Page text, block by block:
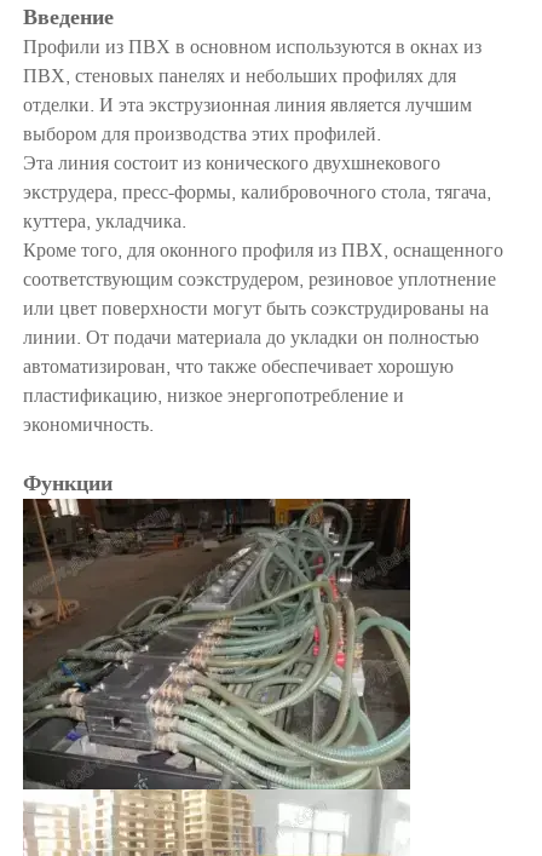
Введение
Профили из ПВХ в основном используются в окнах из
ПВХ, стеновых панелях и небольших профилях для
отделки. И эта экструзионная линия является лучшим
выбором для производства этих профилей.
Эта линия состоит из конического двухшнекового
экструдера, пресс-формы, калибровочного стола, тягача,
куттера, укладчика.
Кроме того, для оконного профиля из ПВХ, оснащенного
соответствующим соэкструдером, резиновое уплотнение
или цвет поверхности могут быть соэкструдированы на
линии. От подачи материала до укладки он полностью
автоматизирован, что также обеспечивает хорошую
пластификацию, низкое энергопотребление и
экономичность.
Функции